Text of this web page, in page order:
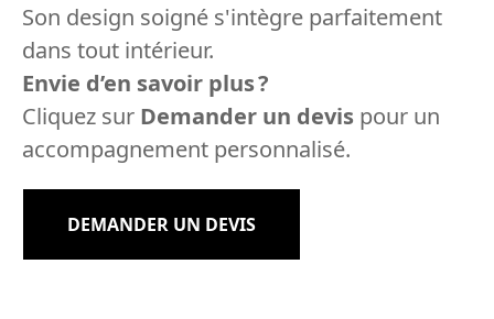
Son design soigné s'intègre parfaitement
dans tout intérieur.
Envie d’en savoir plus ?
Cliquez sur Demander un devis pour un
accompagnement personnalisé.
DEMANDER UN DEVIS